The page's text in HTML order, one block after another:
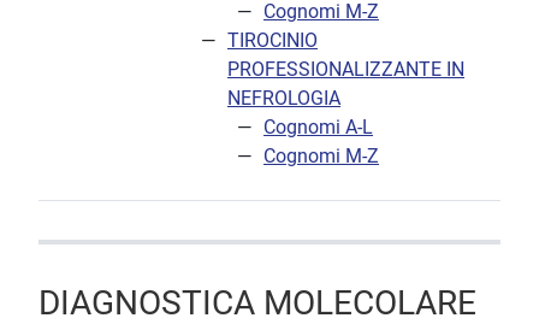
Cognomi M-Z
TIROCINIO
PROFESSIONALIZZANTE IN
NEFROLOGIA
Cognomi A-L
Cognomi M-Z
DIAGNOSTICA MOLECOLARE